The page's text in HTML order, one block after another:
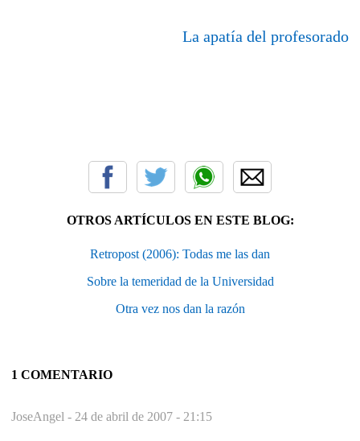
La apatía del profesorado
OTROS ARTÍCULOS EN ESTE BLOG:
Retropost (2006): Todas me las dan
Sobre la temeridad de la Universidad
Otra vez nos dan la razón
1 COMENTARIO
JoseAngel - 24 de abril de 2007 - 21:15